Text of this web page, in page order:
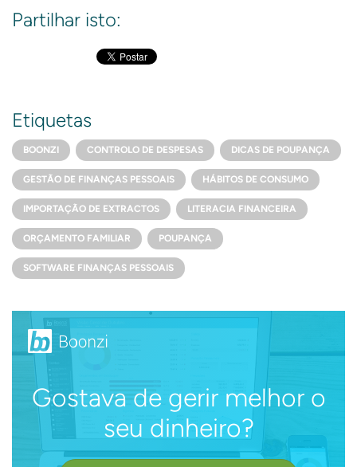
Partilhar isto:
Etiquetas
BOONZI CONTROLO DE DESPESAS DICAS DE POUPANÇA
GESTÃO DE FINANÇAS PESSOAIS HÁBITOS DE CONSUMO
IMPORTAÇÃO DE EXTRACTOS LITERACIA FINANCEIRA
ORÇAMENTO FAMILIAR POUPANÇA
SOFTWARE FINANÇAS PESSOAIS
Gostava de gerir melhor o
seu dinheiro?